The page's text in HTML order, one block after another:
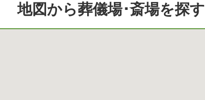
地図から葬儀場･斎場を探す